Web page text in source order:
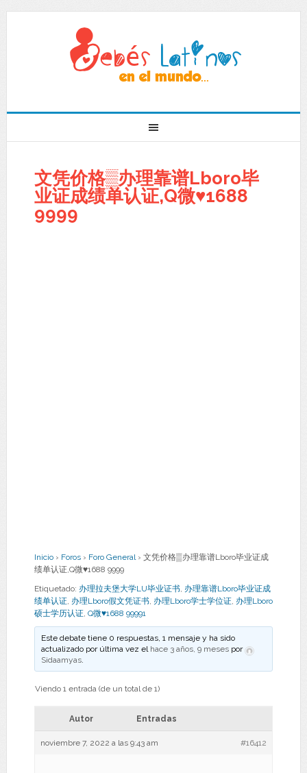
文凭价格▒办理靠谱Lboro毕
业证成绩单认证,Q微♥1688
9999
Inicio › Foros › Foro General › 文凭价格▒办理靠谱Lboro毕业证成
绩单认证,Q微♥1688 9999
Etiquetado: 办理拉夫堡大学LU毕业证书, 办理靠谱Lboro毕业证成
绩单认证, 办理Lboro假文凭证书, 办理Lboro学士学位证, 办理Lboro
硕士学历认证, Q微♥1688 99991
Este debate tiene 0 respuestas, 1 mensaje y ha sido
actualizado por última vez el hace 3 años, 9 meses por
Sidaamyas.
Viendo 1 entrada (de un total de 1)
Autor Entradas
noviembre 7, 2022 a las 9:43 am #16412